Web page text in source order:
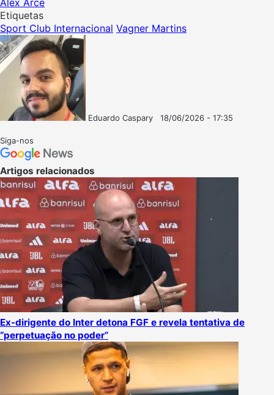
Álex Arce
Etiquetas
Sport Club Internacional Vagner Martins
Eduardo Caspary
18/06/2026 - 17:35
Siga-nos
Artigos relacionados
Ex-dirigente do Inter detona FGF e revela tentativa de
“perpetuação no poder”